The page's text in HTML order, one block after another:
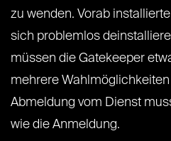
zu wenden. Vorab
sich problemlos
müssen die Gatekeeper
mehrere
Abmeldung vom Dienst
wie die Anmeldung.